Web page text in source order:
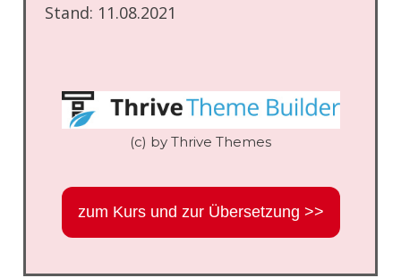
(c) by Thrive Themes
zum Kurs und zur Übersetzung >>
Stand: 11.08.2021